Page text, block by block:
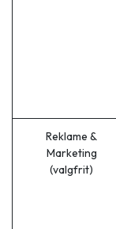
Reklame &
Marketing
(valgfrit)